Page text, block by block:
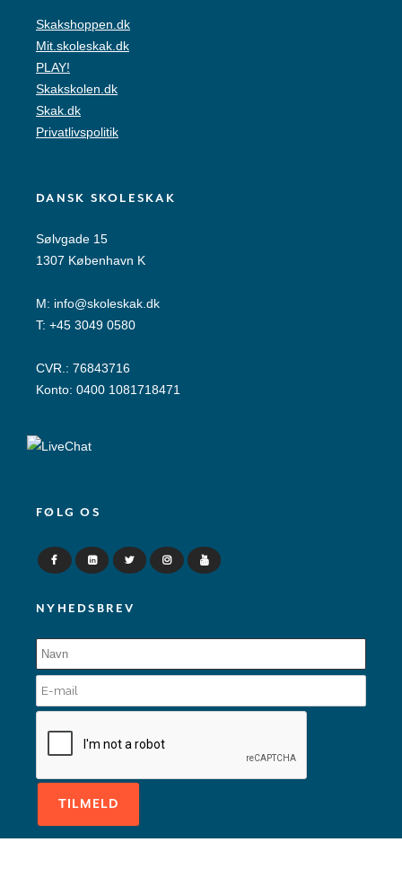
Skakshoppen.dk
Mit.skoleskak.dk
PLAY!
Skakskolen.dk
Skak.dk
Privatlivspolitik
DANSK SKOLESKAK
Sølvgade 15
1307 København K
M: info@skoleskak.dk
T: +45 3049 0580
CVR.: 76843716
Konto: 0400 1081718471
FØLG OS
NYHEDSBREV